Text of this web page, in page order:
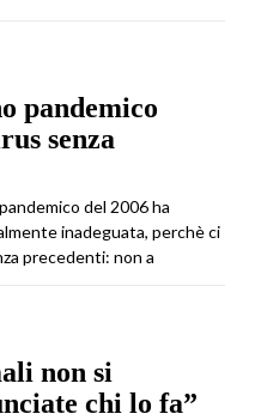
pandemico
senza
del 2006 ha
inadeguata, perchè ci
precedenti: non a
non si
chi lo fa”